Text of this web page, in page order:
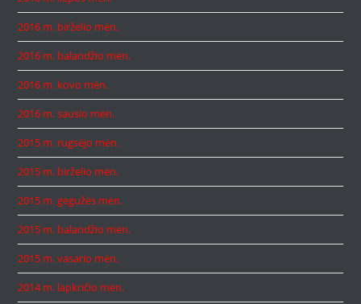
2016 m. birželio mėn.
2016 m. balandžio mėn.
2016 m. kovo mėn.
2016 m. sausio mėn.
2015 m. rugsėjo mėn.
2015 m. birželio mėn.
2015 m. gegužės mėn.
2015 m. balandžio mėn.
2015 m. vasario mėn.
2014 m. lapkričio mėn.